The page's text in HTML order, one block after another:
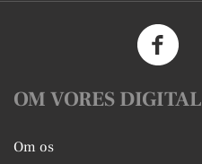
OM VORES DIGITAL
Om os